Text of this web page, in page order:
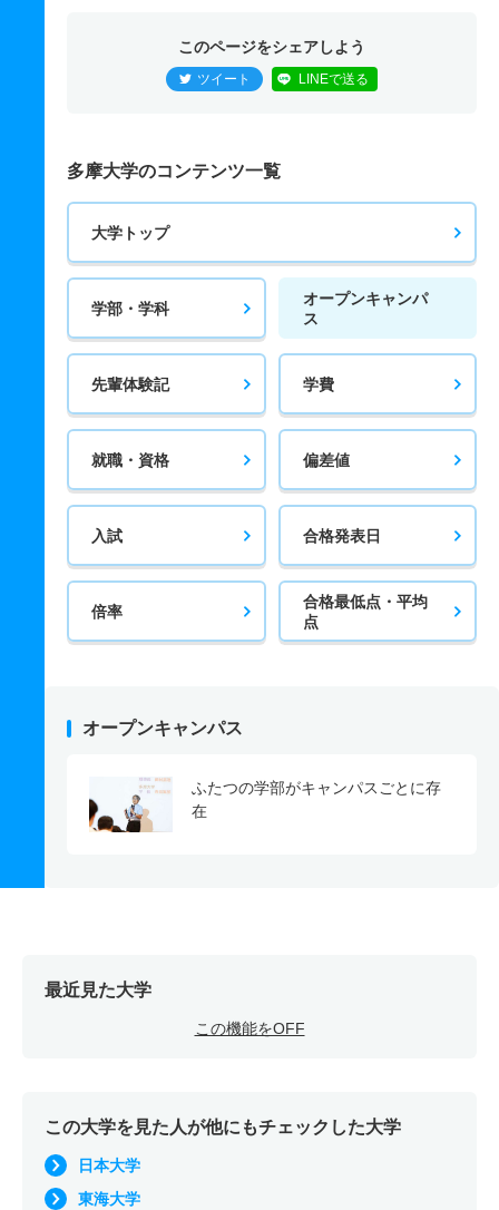
このページをシェアしよう
ツイート LINEで送る
多摩大学のコンテンツ一覧
大学トップ
学部・学科
オープンキャンパ
ス
先輩体験記 学費
就職・資格 偏差値
入試 合格発表日
倍率
合格最低点・平均
点
オープンキャンパス
ふたつの学部がキャンパスごとに存
在
最近見た大学
この機能をOFF
この大学を見た人が他にもチェックした大学
日本大学
東海大学